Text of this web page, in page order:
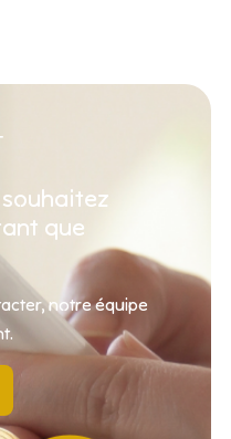
que
notre équipe